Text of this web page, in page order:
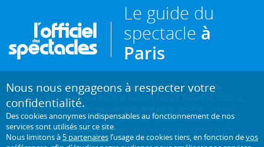
Le guide du
spectacle à
Paris
Créé en 1946, L'Officiel des spectacles estl'hebdomadaire de
référence du spectacle à Paris
et dans sa région. Pièces de théâtre,
expositions, sorties cinéma, concerts, spectacles enfants... : vous
trouverez sur ce site toute l'actualité des sorties culturelles de la
capitale, et bien plus encore ! Pour ceux qui sortent à Paris et ses
environs, c'est aussi le guide papier pratique, précis, fiable et complet.
Nous nous engageons à respecter votre
confidentialité.
Des cookies anonymes indispensables au fonctionnement de nos
services sont utilisés sur ce site.
Nous limitons à5 partenaires l’usage de cookies tiers, en fonction devos